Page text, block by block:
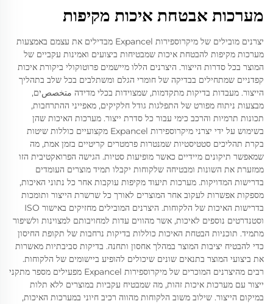
מערכות אבטחת איכות מקיפות
יצרנים מובילים של מיקרוספירות Expancel מבדילים את עצמם באמצעות
מערכות מקיפות להבטחת איכות שמבטיחות ביצועים ואמינות עקביים של
המוצר בכל סדרות הייצור. היצרנים הללו מיישמים פרוטוקולי ביקורת איכות
קפדניים שמתחילים בבדיקה של חומרי הגלם ומשתלבים בכל שלב בתהליך
הייצור. מעבדות בדיקות מתקדמות, שמצוידות בכלי מדידה متخصصים,
מבצעות ניתוח מפורט של התפלגות גודל חלקיקים, מאפייני ההתרחבות,
תכונות תרמיות והרכב כימי עבור כל סדרת ייצור. מערכות האיכות שהן
בשימוש על ידי יצרני מיקרוספירות Expancel מקצועיים כוללות שיטות
בקרת תהליכים סטטיסטיות שמנטרות פרמטרים קריטיים בזמן אמת, מה
שמאפשר תיקונים מיידיים כאשר מופיעות סטיות. הגישה הפרואקטיבית הזו
ממזערת את השונות ומבטיחה שלקוחות יקבלו תמיד מוצרים העומדים
בדרישות המדויקות. מערכות תיעוד מקיפות עוקבות אחר כל נתוני האיכות,
מספקות אפשרות לעקוב אחר המוצרים לאורך כל שרשרת הייצור ותומכות
בדרישות האיכות של הלקוחות. היצרנים המובילים מחזיקים באישור ISO
וסטנדרטים נוספים לאיכות, אשר מהווים עדות למחויבותם למצוינות ולשיפור
מתמיד. תוכניות הבטחת האיכות כוללות בדיקות נרחבות של תקופת החיסון
כדי להבטיח יציבות המוצר במהלך אחסון ותחנה. בדיקות סביבתיות מאשרות
את ביצועי המוצר בתנאים שונים שיכולים להופיע ביישומים של הלקוחות.
רבים מהיצרנים המוכרים של מיקרוספירות Expancel מפעילים מספר מתקני
ייצור עם מערכות איכות זהות, מה שמבטיח עקביות במוצרים ללא תלות
במיקום הייצור. שילוב משוב הלקוחות מהווה רכיב חיוני במערכות האיכות,